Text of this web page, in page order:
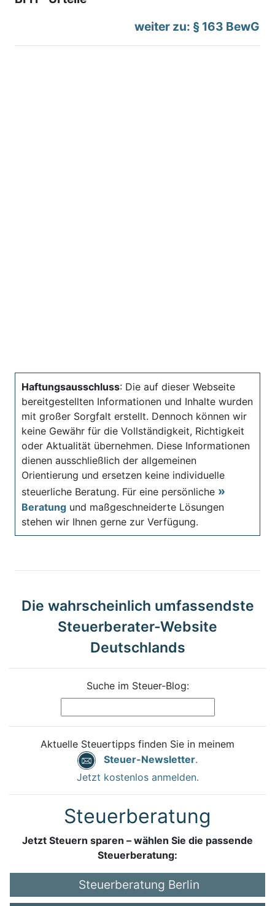
weiter zu: § 163 BewG
Haftungsausschluss: Die auf dieser Webseite
bereitgestellten Informationen und Inhalte wurden
mit großer Sorgfalt erstellt. Dennoch können wir
keine Gewähr für die Vollständigkeit, Richtigkeit
oder Aktualität übernehmen. Diese Informationen
dienen ausschließlich der allgemeinen
Orientierung und ersetzen keine individuelle
steuerliche Beratung. Für eine persönliche
Beratung und maßgeschneiderte Lösungen
stehen wir Ihnen gerne zur Verfügung.
Die wahrscheinlich umfassendste
Steuerberater-Website
Deutschlands
Suche im Steuer-Blog:
Aktuelle Steuertipps finden Sie in meinem
Steuer-Newsletter.
Jetzt kostenlos anmelden.
Steuerberatung
Jetzt Steuern sparen – wählen Sie die passende
Steuerberatung:
Steuerberatung Berlin